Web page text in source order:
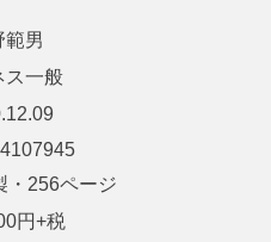
範男
ス一般
・256ページ
円+税